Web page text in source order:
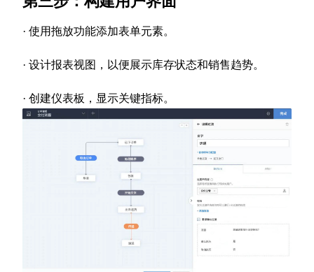
· 使用拖放功能添加表单元素。
· 设计报表视图，以便展示库存状态和销售趋势。
· 创建仪表板，显示关键指标。